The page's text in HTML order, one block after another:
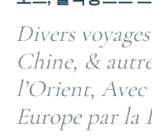
Divers
Chine, &
l’Orient,
Europe par la